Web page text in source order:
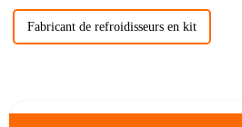
Fabricant de refroidisseurs en kit